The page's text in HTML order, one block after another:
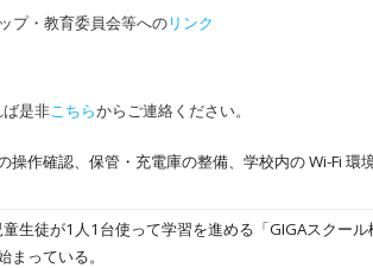
プ・教育委員会等へのリンク
是非こちらからご連絡ください。
作確認、保管・充電庫の整備、学校内の Wi-Fi 環
生徒が1人1台使って学習を進める「GIGAスクー
っている。